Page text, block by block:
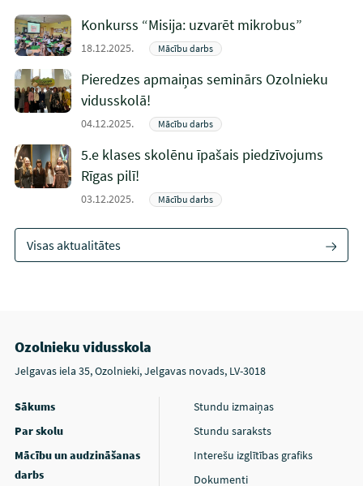
Konkurss “Misija: uzvarēt mikrobus”
18.12.2025. Mācību darbs
Pieredzes apmaiņas seminārs Ozolnieku
vidusskolā!
04.12.2025. Mācību darbs
5.e klases skolēnu īpašais piedzīvojums
Rīgas pilī!
03.12.2025. Mācību darbs
Visas aktualitātes
Ozolnieku vidusskola
Jelgavas iela 35, Ozolnieki, Jelgavas novads, LV-3018
Sākums
Par skolu
Mācību un audzināšanas
darbs
Stundu izmaiņas
Stundu saraksts
Interešu izglītības grafiks
Dokumenti